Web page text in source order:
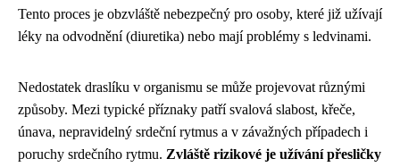
Tento proces je obzvláště nebezpečný pro osoby, které již užívají
léky na odvodnění (diuretika) nebo mají problémy s ledvinami.
Nedostatek draslíku v organismu se může projevovat různými
způsoby. Mezi typické příznaky patří svalová slabost, křeče,
únava, nepravidelný srdeční rytmus a v závažných případech i
poruchy srdečního rytmu. Zvláště rizikové je užívání přesličky